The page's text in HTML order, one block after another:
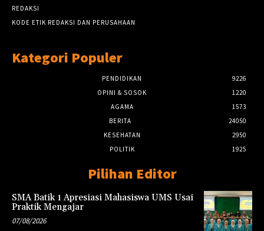
REDAKSI
KODE ETIK REDAKSI DAN PERUSAHAAN
Kategori Populer
PENDIDIKAN
9226
OPINI & SOSOK
1220
AGAMA
1573
BERITA
24050
KESEHATAN
2950
POLITIK
1925
Pilihan Editor
SMA Batik 1 Apresiasi Mahasiswa UMS Usai
Praktik Mengajar
07/08/2026